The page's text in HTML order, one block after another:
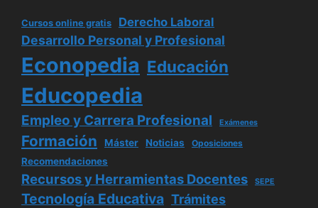
Cursos online gratis Derecho Laboral
Desarrollo Personal y Profesional
Econopedia Educación
Educopedia
Empleo y Carrera Profesional Exámenes
Formación Máster Noticias Oposiciones
Recomendaciones
Recursos y Herramientas Docentes SEPE
Tecnología Educativa Trámites